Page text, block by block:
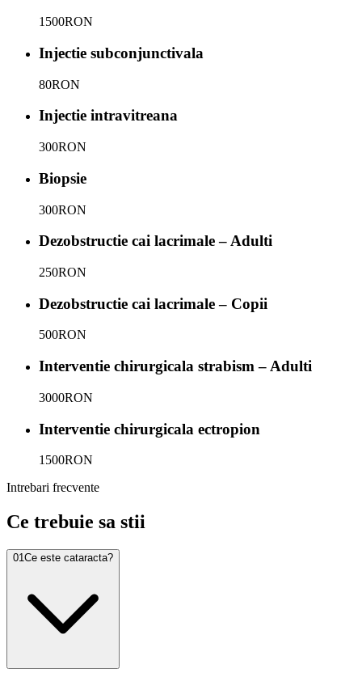
1500RON
Injectie subconjunctivala
80RON
Injectie intravitreana
300RON
Biopsie
300RON
Dezobstructie cai lacrimale – Adulti
250RON
Dezobstructie cai lacrimale – Copii
500RON
Interventie chirurgicala strabism – Adulti
3000RON
Interventie chirurgicala ectropion
1500RON
Intrebari frecvente
Ce trebuie sa stii
01Ce este cataracta?